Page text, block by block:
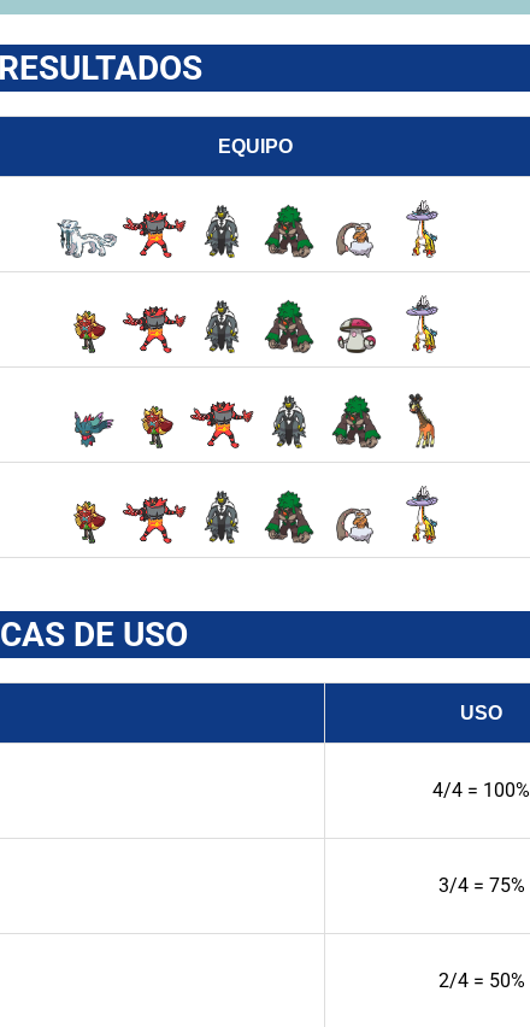
EQUIPO
DE USO
USO
4/4 = 100%
3/4 = 75%
2/4 = 50%